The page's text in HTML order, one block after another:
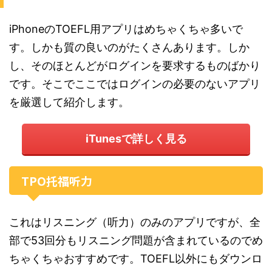
iPhoneのTOEFL用アプリはめちゃくちゃ多いで
す。しかも質の良いのがたくさんあります。しか
し、そのほとんどがログインを要求するものばかり
です。そこでここではログインの必要のないアプリ
を厳選して紹介します。
iTunesで詳しく見る
TPO托福听力
これはリスニング（听力）のみのアプリですが、全
部で53回分もリスニング問題が含まれているのでめ
ちゃくちゃおすすめです。TOEFL以外にもダウンロ